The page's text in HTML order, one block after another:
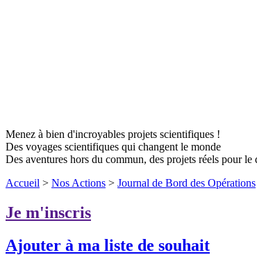
Menez à bien d'incroyables projets scientifiques !
Des voyages scientifiques qui changent le monde
Des aventures hors du commun, des projets réels pour le
Accueil > Nos Actions > Journal de Bord des Opérations
Je m'inscris
Ajouter à ma liste de souhait